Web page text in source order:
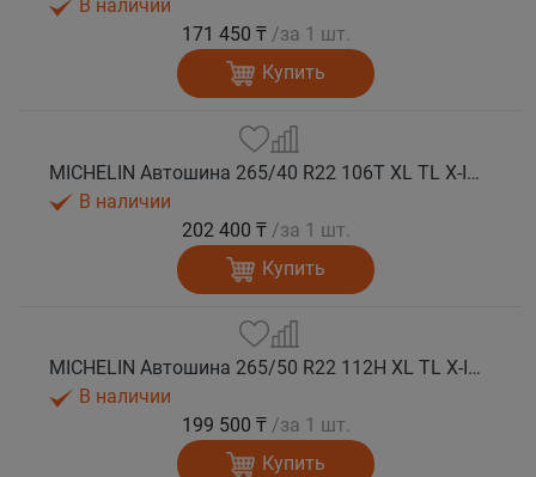
В наличии
171 450 ₸ /за 1 шт.
Купить
MICHELIN Автошина 265/40 R22 106T XL TL X-ICE SNOW SUV зима
В наличии
202 400 ₸ /за 1 шт.
Купить
MICHELIN Автошина 265/50 R22 112H XL TL X-ICE SNOW SUV зима
В наличии
199 500 ₸ /за 1 шт.
Купить